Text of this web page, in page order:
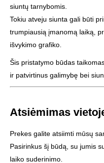
siuntų tarnybomis.
Tokiu atveju siunta gali būti
trumpiausią įmanomą laiką,
išvykimo grafiko.
Šis pristatymo būdas
ir patvirtinus galimybę bei
Atsiėmimas
Prekes galite atsiimti mūsų
Pasirinkus šį būdą, su jumis
laiko suderinimo.